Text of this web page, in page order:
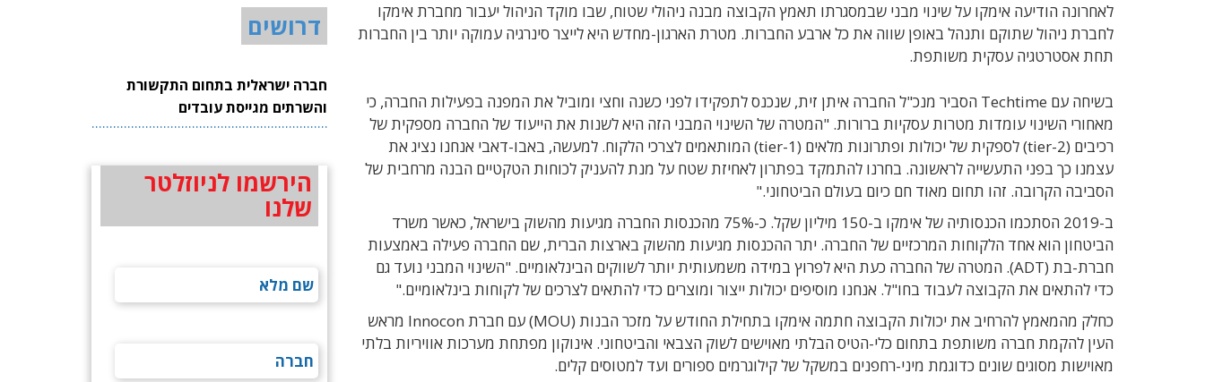
לאחרונה הודיעה אימקו על שינוי מבני שבמסגרתו תאמץ הקבוצה מבנה ניהולי שטוח, שבו מוקד הניהול יעבור מחברת אימקו
לחברת ניהול שתוקם ותנהל באופן שווה את כל ארבע החברות. מטרת הארגון-מחדש היא לייצר סינרגיה עמוקה יותר בין החברות
תחת אסטרטגיה עסקית משותפת.
בשיחה עם Techtime הסביר מנכ"ל החברה איתן זית, שנכנס לתפקידו לפני כשנה וחצי ומוביל את המפנה בפעילות החברה, כי
מאחורי השינוי עומדות מטרות עסקיות ברורות. "המטרה של השינוי המבני הזה היא לשנות את הייעוד של החברה מספקית של
רכיבים (tier-2) לספקית של יכולות ופתרונות מלאים (tier-1) המותאמים לצרכי הלקוח. למעשה, באבו-דאבי אנחנו נציג את
עצמנו כך בפני התעשייה לראשונה. בחרנו להתמקד בפתרון לאחיזת שטח על מנת להעניק לכוחות הטקטיים הבנה מרחבית של
הסביבה הקרובה. זהו תחום מאוד חם כיום בעולם הביטחוני."
ב-2019 הסתכמו הכנסותיה של אימקו ב-150 מיליון שקל. כ-75% מהכנסות החברה מגיעות מהשוק בישראל, כאשר משרד
הביטחון הוא אחד הלקוחות המרכזיים של החברה. יתר ההכנסות מגיעות מהשוק בארצות הברית, שם החברה פעילה באמצעות
חברת-בת (ADT). המטרה של החברה כעת היא לפרוץ במידה משמעותית יותר לשווקים הבינלאומיים. "השינוי המבני נועד גם
כדי להתאים את הקבוצה לעבוד בחו"ל. אנחנו מוסיפים יכולות ייצור ומוצרים כדי להתאים לצרכים של לקוחות בינלאומיים."
כחלק מהמאמץ להרחיב את יכולות הקבוצה חתמה אימקו בתחילת החודש על מזכר הבנות (MOU) עם חברת Innocon מראש
העין להקמת חברה משותפת בתחום כלי-הטיס הבלתי מאוישים לשוק הצבאי והביטחוני. אינוקון מפתחת מערכות אוויריות בלתי
מאוישות מסוגים שונים כדוגמת מיני-רחפנים במשקל של קילוגרמים ספורים ועד למטוסים קלים.
דרושים
חברה ישראלית בתחום התקשורת
והשרתים מגייסת עובדים
הירשמו לניוזלטר
שלנו